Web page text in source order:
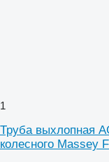
1
Труба выхлопная
колесного Massey